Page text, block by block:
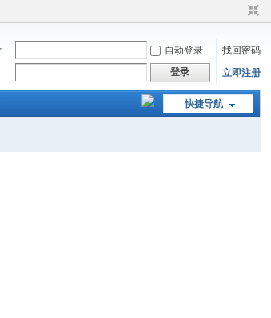
自动登录
找回密码
登录 立即注册
快捷导航